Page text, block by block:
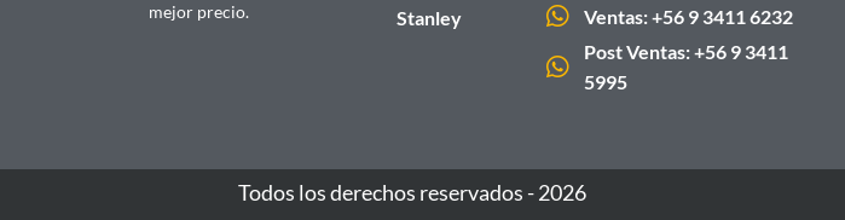
mejor precio.
Stanley
Ventas: +56 9 3411 6232
Post Ventas: +56 9 3411
5995
Todos los derechos reservados - 2026